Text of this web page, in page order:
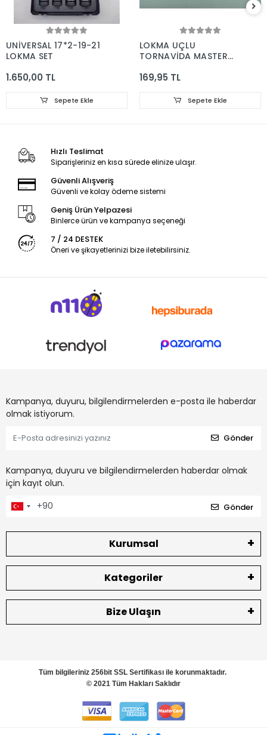
UNİVERSAL 17*2-19-21
LOKMA SET
1.650,00 TL
Sepete Ekle
LOKMA UÇLU
TORNAVİDA MASTER
169,95 TL
Sepete Ekle
Hızlı Teslimat
Siparişleriniz en kısa sürede elinize ulaşır.
Güvenli Alışveriş
Güvenli ve kolay ödeme sistemi
Geniş Ürün Yelpazesi
Binlerce ürün ve kampanya seçeneği
7 / 24 DESTEK
Öneri ve şikayetlerinizi bize iletebilirsiniz.
Kampanya, duyuru, bilgilendirmelerden e-posta ile haberdar
olmak istiyorum.
Gönder
Kampanya, duyuru ve bilgilendirmelerden haberdar olmak
için kayıt olun.
Gönder
Kurumsal
Kategoriler
Bize Ulaşın
Tüm bilgileriniz 256bit SSL Sertifikası ile korunmaktadır.
© 2021 Tüm Hakları Saklıdır